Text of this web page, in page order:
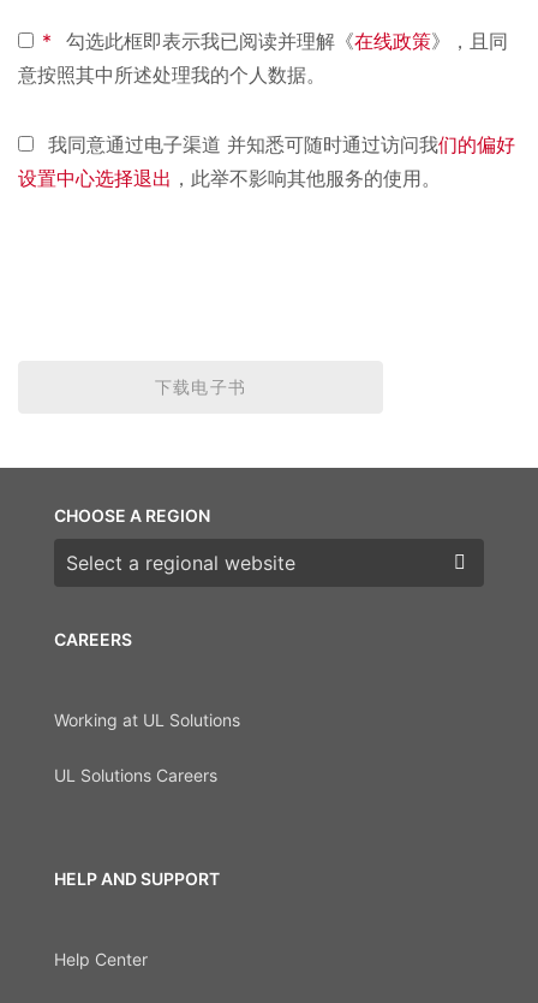
* 勾选此框即表示我已阅读并理解《在线政策》，且同
意按照其中所述处理我的个人数据。
我同意通过电子渠道 并知悉可随时通过访问我们的偏好
设置中心选择退出 ，此举不影响其他服务的使用。
下载电子书
CAREERS
Working at UL Solutions
UL Solutions Careers
HELP AND SUPPORT
Help Center
CHOOSE A REGION
Choose a region